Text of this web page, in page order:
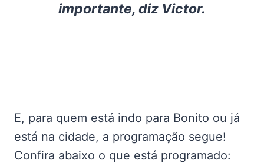
importante, diz Victor.
E, para quem está indo para Bonito ou já
está na cidade, a programação segue!
Confira abaixo o que está programado: